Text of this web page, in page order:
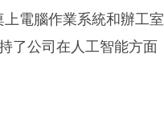
電腦作業系統和辦工室
了公司在人工智能方面